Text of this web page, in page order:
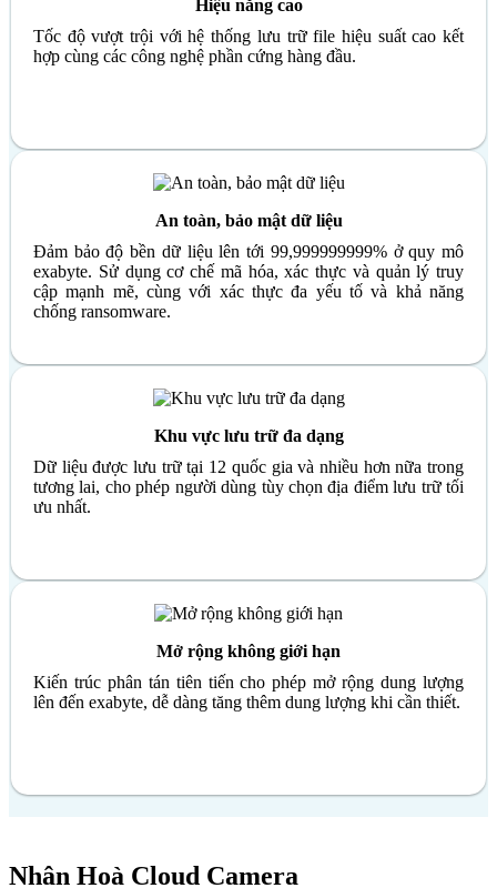
Hiệu năng cao
Tốc độ vượt trội với hệ thống lưu trữ file hiệu suất cao kết
hợp cùng các công nghệ phần cứng hàng đầu.
An toàn, bảo mật dữ liệu
Đảm bảo độ bền dữ liệu lên tới 99,999999999% ở quy mô
exabyte. Sử dụng cơ chế mã hóa, xác thực và quản lý truy
cập mạnh mẽ, cùng với xác thực đa yếu tố và khả năng
chống ransomware.
Khu vực lưu trữ đa dạng
Dữ liệu được lưu trữ tại 12 quốc gia và nhiều hơn nữa trong
tương lai, cho phép người dùng tùy chọn địa điểm lưu trữ tối
ưu nhất.
Mở rộng không giới hạn
Kiến trúc phân tán tiên tiến cho phép mở rộng dung lượng
lên đến exabyte, dễ dàng tăng thêm dung lượng khi cần thiết.
Nhân Hoà Cloud Camera